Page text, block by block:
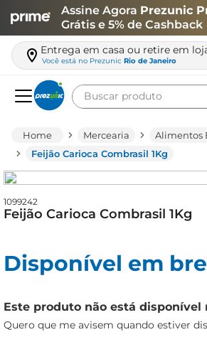
Assine Agora Prezunic
Grátis e 5% de Cashback
Entrega em casa ou retire em
Você está no Prezunic Rio de Janeiro
Buscar produto
Mercearia Alimentos
Feijão Carioca Combrasil 1Kg
1099242
Feijão Carioca Combrasil 1Kg
Disponível em
Este produto não está disponível
Quero que me avisem quando estiver
leite
queijo
azeite